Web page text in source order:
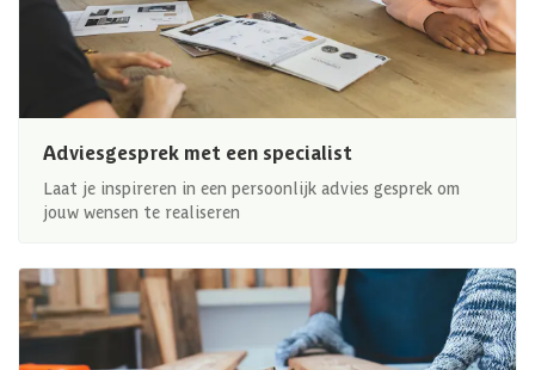
Adviesgesprek met een specialist
Laat je inspireren in een persoonlijk advies gesprek om
jouw wensen te realiseren